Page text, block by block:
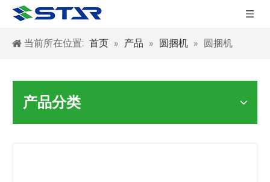
当前所在位置: 首页 » 产品 » 圆捆机 » 圆捆机
产品分类